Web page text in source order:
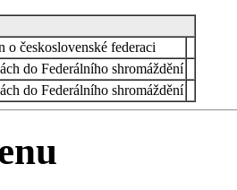
o československé federaci
do Federálního shromáždění
do Federálního shromáždění